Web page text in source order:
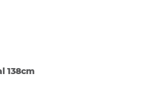
138cm